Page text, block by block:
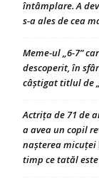
întâmplare. A
s-a ales de cea
Meme-ul „6-7”
descoperit, în
câștigat titlul de
Actrița de 71 de
a avea un copil
nașterea micuței
timp ce tatăl